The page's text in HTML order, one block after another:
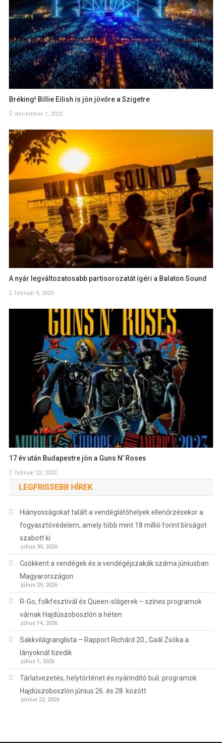
Bréking! Billie Eilish is jön jövőre a Szigetre
december 1, 2022
A nyár legváltozatosabb partisorozatát ígéri a Balaton Sound
február 9, 2023
17 év után Budapestre jön a Guns N’ Roses
február 22, 2023
LEGFRISSEBB HÍREK
Hiányosságokat talált a vendéglátóhelyek ellenőrzésekor a
fogyasztóvédelem, amely több mint 18 millió forint bírságot
szabott ki
július 30, 2026
Csökkent a vendégek és a vendégéjszakák száma júniusban
Magyarországon
július 29, 2026
R-Go, folkfesztivál és Queen-slágerek – színes programok
várnak Hajdúszoboszlón a héten
július 14, 2026
Sakkvilágranglista – Rapport Richárd 20., Gaál Zsóka a
lányoknál tizedik
július 1, 2026
Tárlatvezetés, helytörténet és nyárindító buli: programok
Hajdúszoboszlón június 26. és 28. között
június 22, 2026